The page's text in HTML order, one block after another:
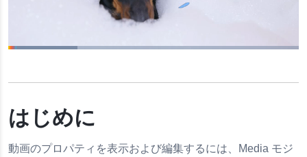
Loaded:
はじめに
動画のプロパティを表示および編集するには、Media モジ